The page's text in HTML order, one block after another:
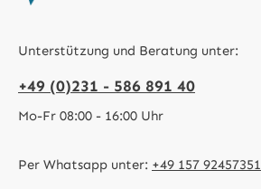
Unterstützung und Beratung unter:
+49 (0)231 - 586 891 40
Mo-Fr 08:00 - 16:00 Uhr
Per Whatsapp unter: +49 157 92457351